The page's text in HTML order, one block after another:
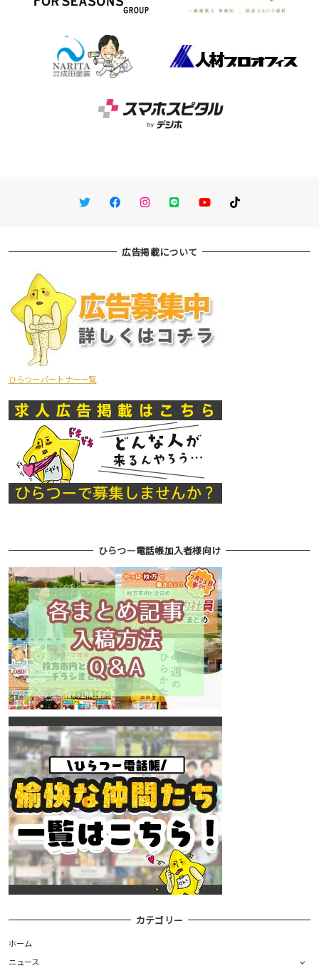
TwitterFacebookInstagram
LINE You TubeTikTok
広告掲載について
ひらつーパートナー一覧
ひらつー電話帳加入者様向け
カテゴリー
ホーム
ニュース